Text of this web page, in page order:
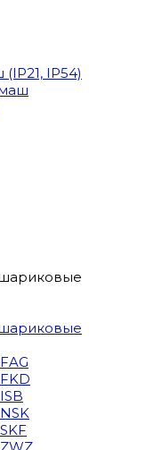
IP54)